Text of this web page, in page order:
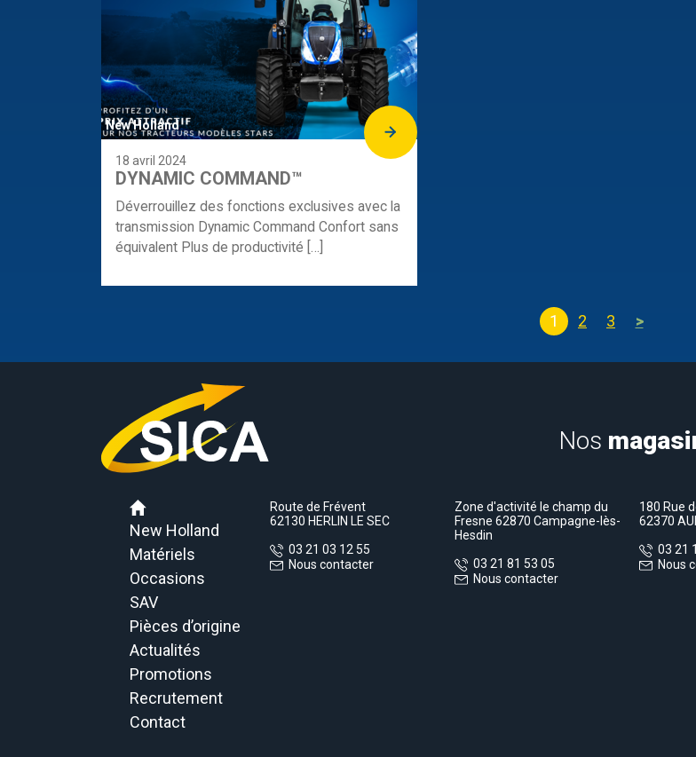
New Holland
18 avril 2024
DYNAMIC COMMAND™
Déverrouillez des fonctions exclusives avec la
transmission Dynamic Command Confort sans
équivalent Plus de productivité […]
1 2 3 >
New Holland
Matériels
Occasions
SAV
Pièces d’origine
Actualités
Promotions
Recrutement
Contact
Nos
Route de Frévent
62130 HERLIN LE SEC
03 21 03 12 55
Nous contacter
Zone d'activité le champ du
Fresne 62870 Campagne-lès-
Hesdin
03 21 81 53 05
Nous contacter
180 Rue
62370
03 21
Nous